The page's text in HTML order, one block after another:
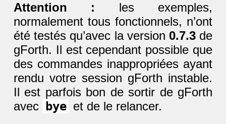
Attention : les exemples,
normalement tous fonctionnels, n’ont
été testés qu’avec la version 0.7.3de
gForth. Il est cependant possible que
des commandes inappropriées ayant
rendu votre session gForth instable.
Il est parfois bon de sortir de gForth
avec
bye et de le relancer.